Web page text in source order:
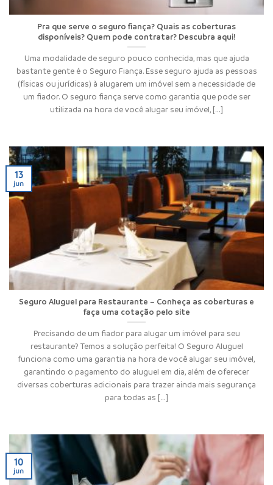
Pra que serve o seguro fiança? Quais as coberturas
disponíveis? Quem pode contratar? Descubra aqui!
Uma modalidade de seguro pouco conhecida, mas que ajuda
bastante gente é o Seguro Fiança. Esse seguro ajuda as pessoas
(físicas ou jurídicas) à alugarem um imóvel sem a necessidade de
um fiador. O seguro fiança serve como garantia que pode ser
utilizada na hora de você alugar seu imóvel, [...]
Seguro Aluguel para Restaurante – Conheça as coberturas e
faça uma cotação pelo site
Precisando de um fiador para alugar um imóvel para seu
restaurante? Temos a solução perfeita! O Seguro Aluguel
funciona como uma garantia na hora de você alugar seu imóvel,
garantindo o pagamento do aluguel em dia, além de oferecer
diversas coberturas adicionais para trazer ainda mais segurança
para todas as [...]
13
jun
10
jun